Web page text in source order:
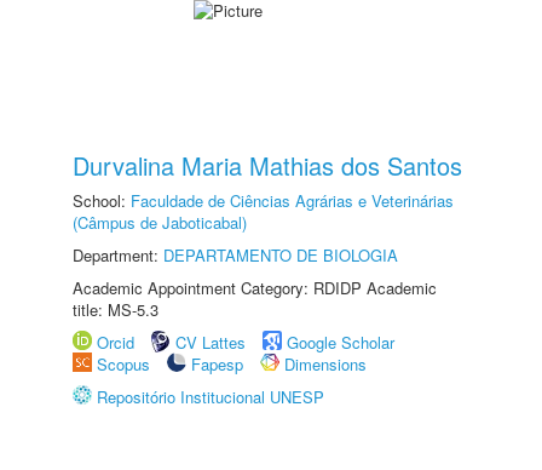
Durvalina Maria Mathias dos Santos
School: Faculdade de Ciências Agrárias e Veterinárias
(Câmpus de Jaboticabal)
Department: DEPARTAMENTO DE BIOLOGIA
Academic Appointment Category: RDIDP Academic
title: MS-5.3
Orcid
CV Lattes
Google Scholar
Scopus
Fapesp
Dimensions
Repositório Institucional UNESP